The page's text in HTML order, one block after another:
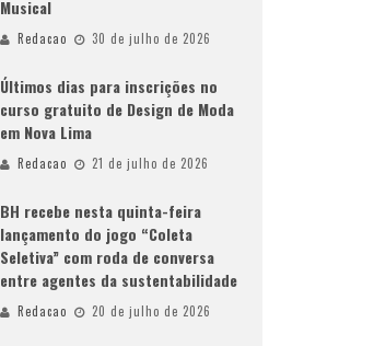
Musical
Redacao 30 de julho de 2026
Últimos dias para inscrições no
curso gratuito de Design de Moda
em Nova Lima
Redacao 21 de julho de 2026
BH recebe nesta quinta-feira
lançamento do jogo “Coleta
Seletiva” com roda de conversa
entre agentes da sustentabilidade
Redacao 20 de julho de 2026